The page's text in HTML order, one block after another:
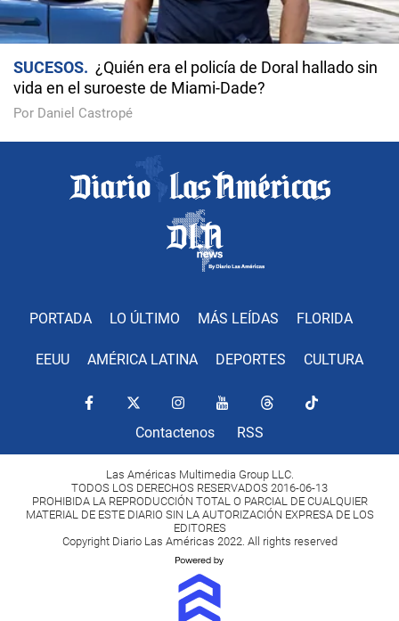
SUCESOS
¿Quién era el policía de Doral hallado sin
vida en el suroeste de Miami-Dade?
Por Daniel Castropé
PORTADA LO ÚLTIMO MÁS LEÍDAS FLORIDA
EEUU AMÉRICA LATINA DEPORTES CULTURA
Contactenos RSS
Las Américas Multimedia Group LLC.
TODOS LOS DERECHOS RESERVADOS 2016-06-13
PROHIBIDA LA REPRODUCCIÓN TOTAL O PARCIAL DE CUALQUIER
MATERIAL DE ESTE DIARIO SIN LA AUTORIZACIÓN EXPRESA DE LOS
EDITORES
Copyright Diario Las Américas 2022. All rights reserved